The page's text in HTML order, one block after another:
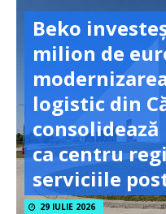
Beko
milion de
logistic din
ca centru
serviciile
29 IULIE 2026